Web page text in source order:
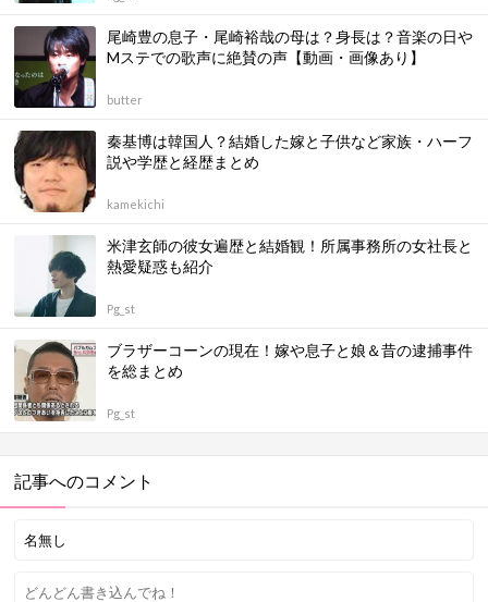
尾崎豊の息子・尾崎裕哉の母は？身長は？音楽の日や
Mステでの歌声に絶賛の声【動画・画像あり】
butter
秦基博は韓国人？結婚した嫁と子供など家族・ハーフ
説や学歴と経歴まとめ
kamekichi
米津玄師の彼女遍歴と結婚観！所属事務所の女社長と
熱愛疑惑も紹介
Pg_st
ブラザーコーンの現在！嫁や息子と娘＆昔の逮捕事件
を総まとめ
Pg_st
記事へのコメント